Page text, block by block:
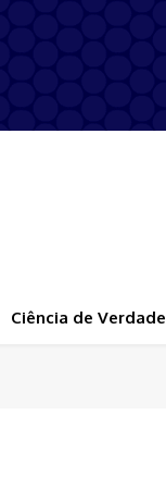
Ciência de Verdade